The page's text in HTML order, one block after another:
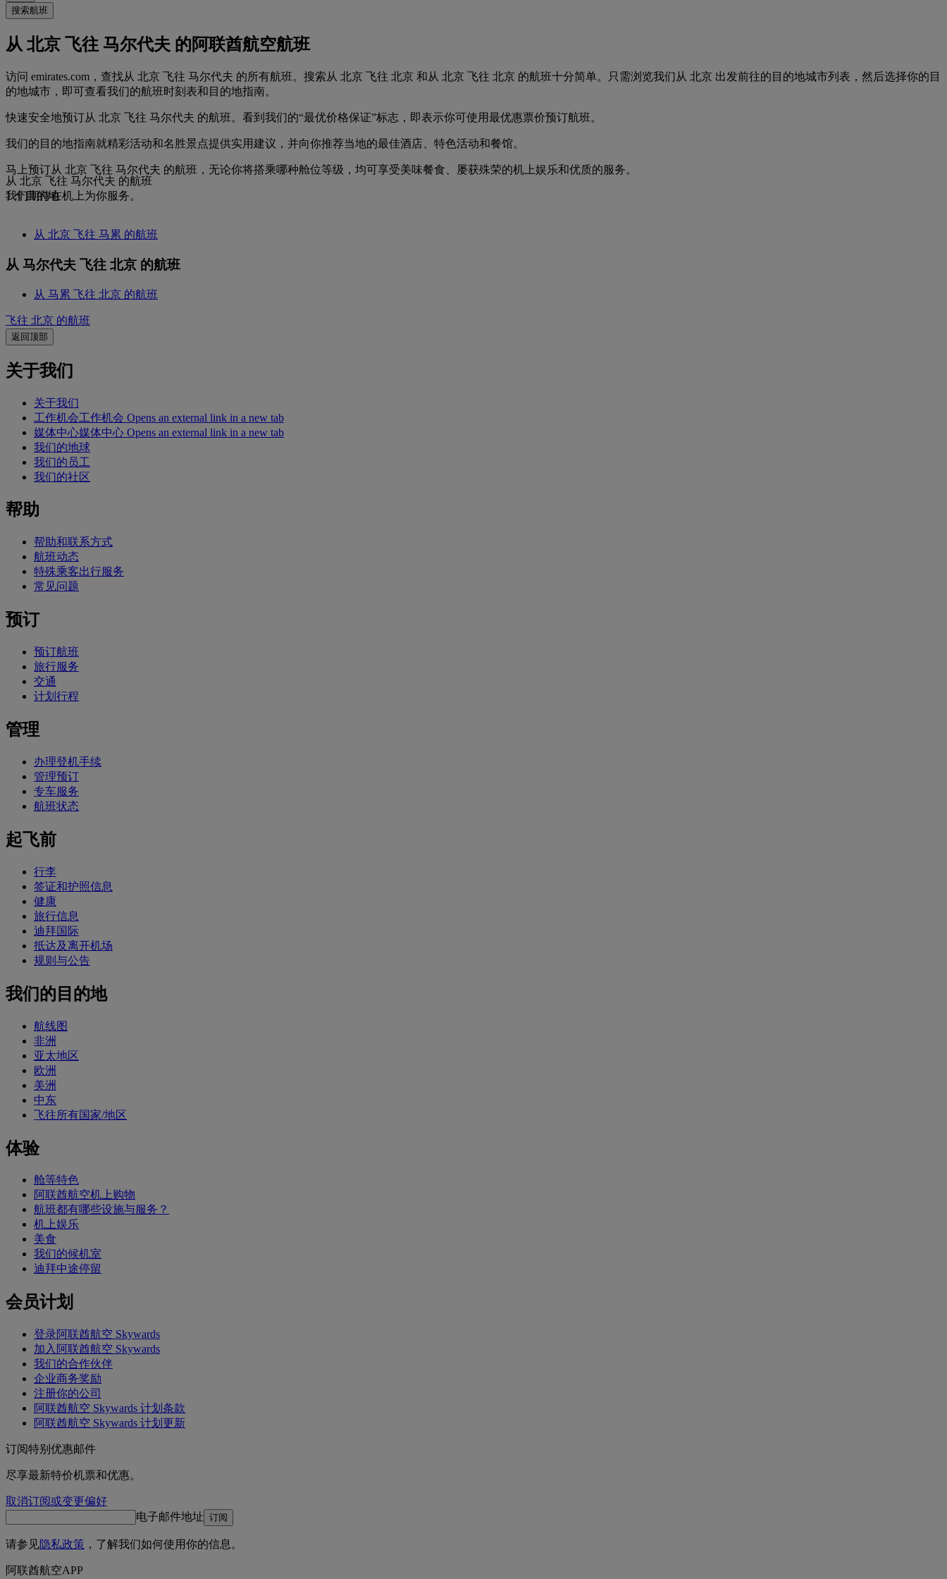
搜索航班
从 北京 飞往 马尔代夫 的阿联酋航空航班
访问 emirates.com，查找从 北京 飞往 马尔代夫 的所有航班。搜索从 北京 飞往 北京 和从 北京 飞往 北京 的航班十分简单。只需浏览我们从 北京 出发前往的目的地城市列表，然后选择你的目
的地城市，即可查看我们的航班时刻表和目的地指南。
快速安全地预订从 北京 飞往 马尔代夫 的航班。看到我们的“最优价格保证”标志，即表示你可使用最优惠票价预订航班。
我们的目的地指南就精彩活动和名胜景点提供实用建议，并向你推荐当地的最佳酒店、特色活动和餐馆。
马上预订从 北京 飞往 马尔代夫 的航班，无论你将搭乘哪种舱位等级，均可享受美味餐食、屡获殊荣的机上娱乐和优质的服务。
我们期待在机上为你服务。
从 北京 飞往 马尔代夫 的航班
1 个目的地
从 北京 飞往 马累 的航班
从 马尔代夫 飞往 北京 的航班
从 马累 飞往 北京 的航班
飞往 北京 的航班
返回顶部
关于我们
关于我们
工作机会工作机会 Opens an external link in a new tab
媒体中心媒体中心 Opens an external link in a new tab
我们的地球
我们的员工
我们的社区
帮助
帮助和联系方式
航班动态
特殊乘客出行服务
常见问题
预订
预订航班
旅行服务
交通
计划行程
管理
办理登机手续
管理预订
专车服务
航班状态
起飞前
行李
签证和护照信息
健康
旅行信息
迪拜国际
抵达及离开机场
规则与公告
我们的目的地
航线图
非洲
亚太地区
欧洲
美洲
中东
飞往所有国家/地区
体验
舱等特色
阿联酋航空机上购物
航班都有哪些设施与服务？
机上娱乐
美食
我们的候机室
迪拜中途停留
会员计划
登录阿联酋航空 Skywards
加入阿联酋航空 Skywards
我们的合作伙伴
企业商务奖励
注册你的公司
阿联酋航空 Skywards 计划条款
阿联酋航空 Skywards 计划更新
订阅特别优惠邮件
尽享最新特价机票和优惠。
取消订阅或变更偏好
电子邮件地址 订阅
请参见隐私政策 ，了解我们如何使用你的信息。
阿联酋航空APP